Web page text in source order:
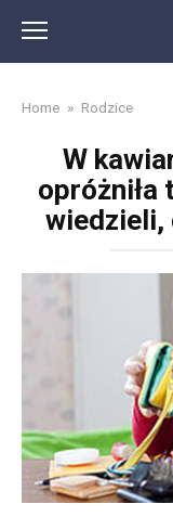
content
Home » Rodzice
W
opróżniła
wiedzieli,